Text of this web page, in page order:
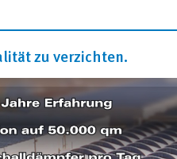
zu verzichten.